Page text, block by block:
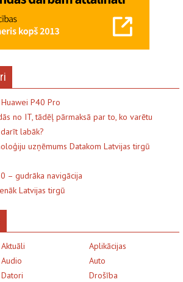
P40 Pro
no IT, tādēļ pārmaksā par to, ko varētu
labāk?
uzņēmums Datakom Latvijas tirgū
– gudrāka navigācija
Latvijas tirgū
Aktuāli
Aplikācijas
Audio
Auto
Datori
Drošība